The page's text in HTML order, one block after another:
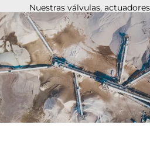
Nuestras válvulas,
duraderos están diseñados
minería y refinamiento
manipulación de sustancias
corrosivas en aluminio,